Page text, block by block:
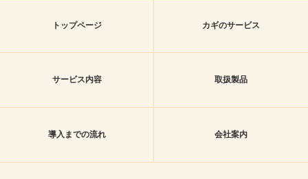
トップページ カギのサービス
サービス内容 取扱製品
導入までの流れ 会社案内